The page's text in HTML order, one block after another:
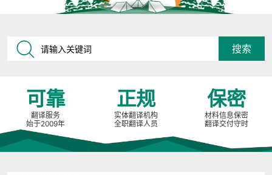
可靠
翻译服务
始于2009年
正规
实体翻译机构
全职翻译人员
保密
材料信息保密
翻译交付守时